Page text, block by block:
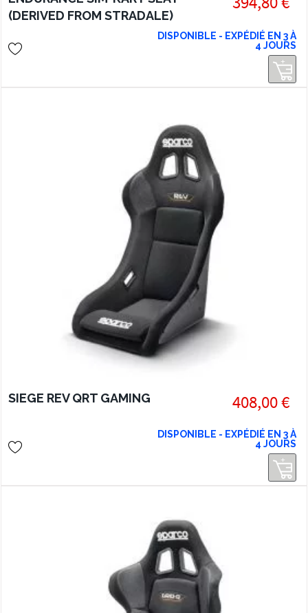
(DERIVED FROM STRADALE)
DISPONIBLE - EXPÉDIÉ EN 3 À
4 JOURS
SIEGE REV QRT GAMING 408,00 €
DISPONIBLE - EXPÉDIÉ EN 3 À
4 JOURS